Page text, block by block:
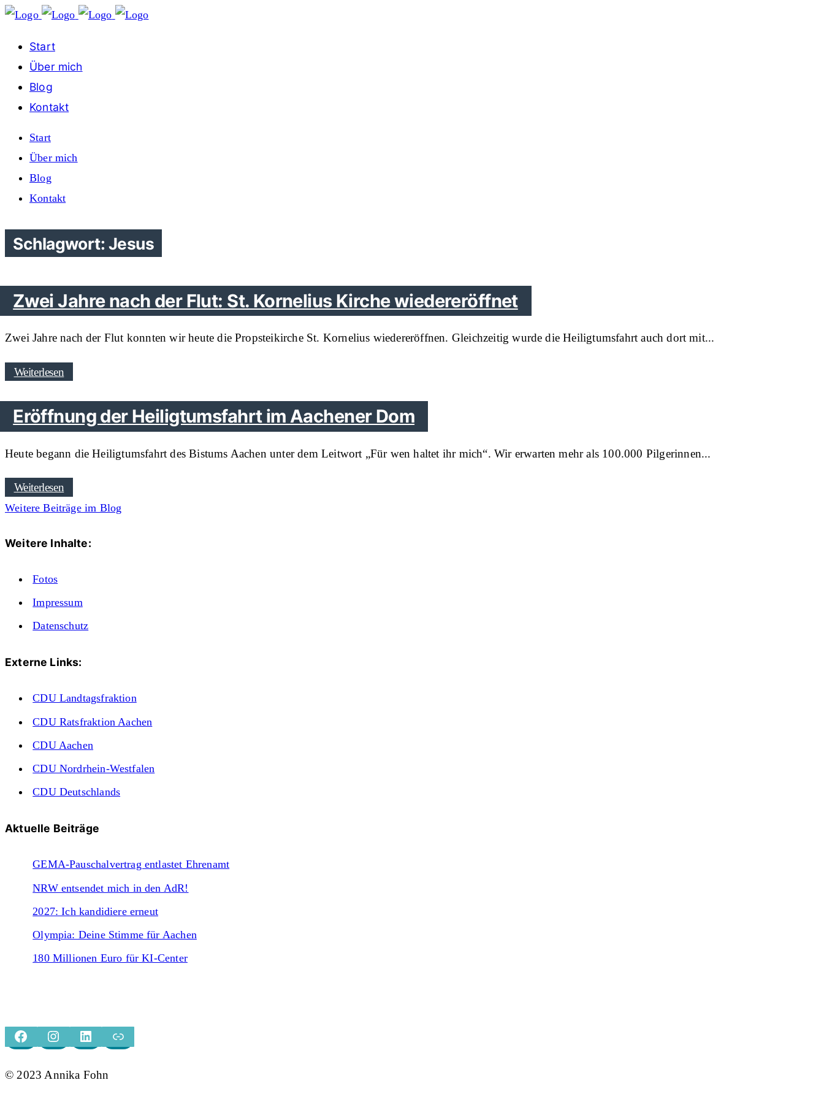
Start
Über mich
Blog
Kontakt
Start
Über mich
Blog
Kontakt
Schlagwort: Jesus
Zwei Jahre nach der Flut: St. Kornelius Kirche wiedereröffnet
Zwei Jahre nach der Flut konnten wir heute die Propsteikirche St. Kornelius wiedereröffnen. Gleichzeitig wurde die Heiligtumsfahrt auch dort mit
Weiterlesen
Eröffnung der Heiligtumsfahrt im Aachener Dom
Heute begann die Heiligtumsfahrt des Bistums Aachen unter dem Leitwort „Für wen haltet ihr mich“. Wir erwarten mehr als 100.000 Pilgerinnen
Weiterlesen
Weitere Beiträge im Blog
Weitere Inhalte:
Fotos
Impressum
Datenschutz
Externe Links:
CDU Landtagsfraktion
CDU Ratsfraktion Aachen
CDU Aachen
CDU Nordrhein-Westfalen
CDU Deutschlands
Aktuelle Beiträge
GEMA-Pauschalvertrag entlastet Ehrenamt
NRW entsendet mich in den AdR!
2027: Ich kandidiere erneut
Olympia: Deine Stimme für Aachen
180 Millionen Euro für KI-Center
FACEBOOK
INSTAGRAM
LINKEDIN
XING
© 2023 Annika Fohn